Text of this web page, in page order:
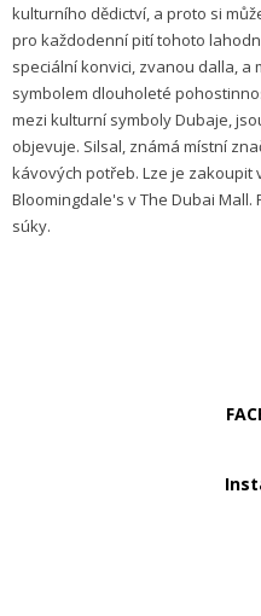
kulturního dědictví, a proto si
pro každodenní pití tohoto
speciální konvici, zvanou dalla, a
symbolem dlouholeté
mezi kulturní symboly Dubaje,
objevuje. Silsal, známá místní
kávových potřeb. Lze je zakoupit
Bloomingdale's v The Dubai
súky.